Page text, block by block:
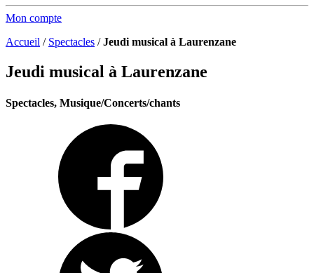
Mon compte
Accueil / Spectacles /Jeudi musical à Laurenzane
Jeudi musical à Laurenzane
Spectacles, Musique/Concerts/chants